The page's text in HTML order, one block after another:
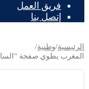
فريق العمل
إتصل بنا
الرئيسية/وطنية/
المغرب يطوي صفحة